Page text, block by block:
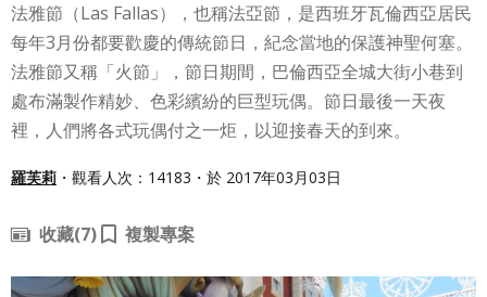
法雅節（Las Fallas），也稱法亞節，是西班牙瓦倫西亞居民
每年3月份都要歡慶的傳統節日，紀念當地的保護神聖何塞。
法雅節又稱「火節」，節日期間，巴倫西亞全城大街小巷到
處布滿製作精妙、色彩繽紛的巨型玩偶。節日最後一天夜
裡，人們將各式玩偶付之一炬，以迎接春天的到來。
羅芙莉 ・觀看人次：14183・於 2017年03月03日
收藏(7) 複製專案